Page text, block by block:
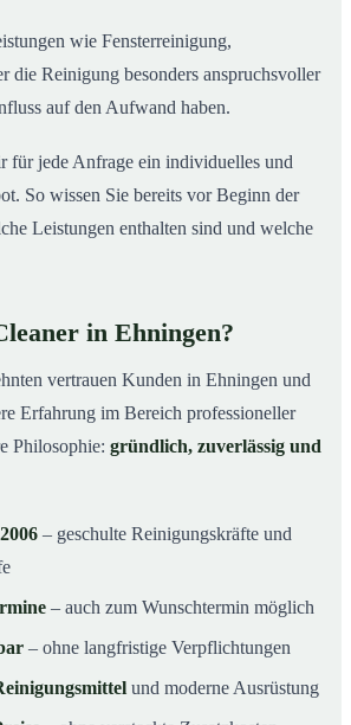
wie Fensterreinigung,
die Reinigung besonders anspruchsvoller
auf den Aufwand haben.
für jede Anfrage ein individuelles und
So wissen Sie bereits vor Beginn der
Leistungen enthalten sind und welche
in Ehningen?
vertrauen Kunden in Ehningen und
Erfahrung im Bereich professioneller
Philosophie: gründlich, zuverlässig und
– geschulte Reinigungskräfte und
– auch zum Wunschtermin möglich
– ohne langfristige Verpflichtungen
und moderne Ausrüstung